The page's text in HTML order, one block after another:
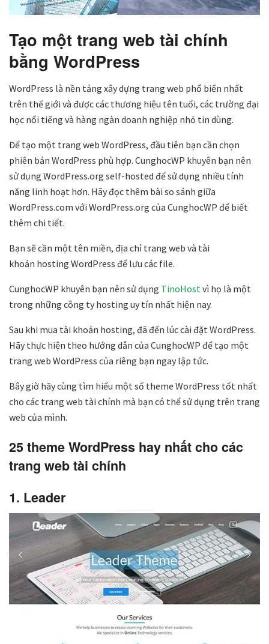
Tạo một trang web tài chính
bằng WordPress
WordPress là nền tảng xây dựng trang web phổ biến nhất
trên thế giới và được các thương hiệu tên tuổi, các trường đại
học nổi tiếng và hàng ngàn doanh nghiệp nhỏ tin dùng.
Để tạo một trang web WordPress, đầu tiên bạn cần chọn
phiên bản WordPress phù hợp. CunghocWP khuyên bạn nên
sử dụng WordPress.org self-hosted để sử dụng nhiều tính
năng linh hoạt hơn. Hãy đọc thêm bài so sánh giữa
WordPress.com với WordPress.org của CunghocWP để biết
thêm chi tiết.
Bạn sẽ cần một tên miền, địa chỉ trang web và tài
khoản hosting WordPress để lưu các file.
CunghocWP khuyên bạn nên sử dụng TinoHost vì họ là một
trong những công ty hosting uy tín nhất hiện nay.
Sau khi mua tài khoản hosting, đã đến lúc cài đặt WordPress.
Hãy thực hiện theo hướng dẫn của CunghocWP để tạo một
trang web WordPress của riêng bạn ngay lập tức.
Bây giờ hãy cùng tìm hiểu một số theme WordPress tốt nhất
cho các trang web tài chính mà bạn có thể sử dụng trên trang
web của mình.
25 theme WordPress hay nhất cho các
trang web tài chính
1. Leader